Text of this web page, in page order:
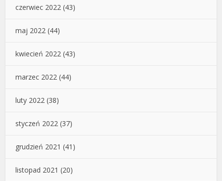
czerwiec 2022 (43)
maj 2022 (44)
kwiecień 2022 (43)
marzec 2022 (44)
luty 2022 (38)
styczeń 2022 (37)
grudzień 2021 (41)
listopad 2021 (20)